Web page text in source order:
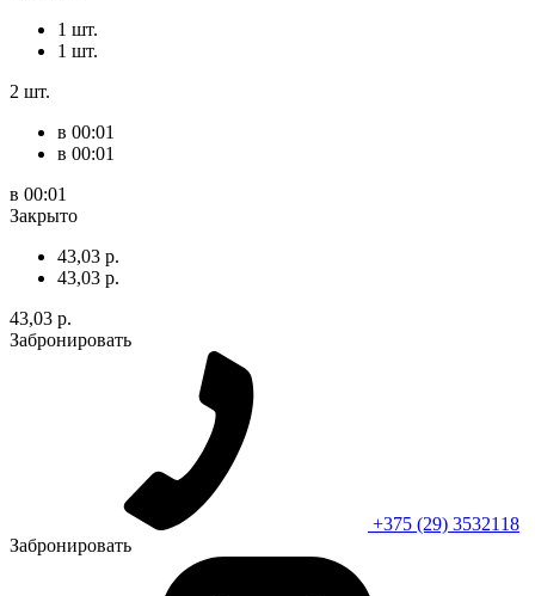
1 шт.
1 шт.
2 шт.
в 00:01
в 00:01
в 00:01
Закрыто
43,03 р.
43,03 р.
43,03 р.
Забронировать
+375 (29) 3532118
Забронировать